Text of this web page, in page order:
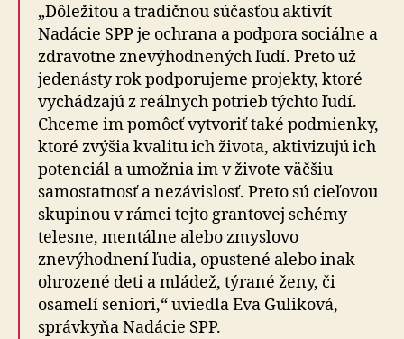
„Dôležitou a tradičnou súčasťou aktivít
Nadácie SPP je ochrana a podpora sociálne a
zdravotne znevýhodnených ľudí. Preto už
jedenásty rok podporujeme projekty, ktoré
vychádzajú z reálnych potrieb týchto ľudí.
Chceme im pomôcť vytvoriť také podmienky,
ktoré zvýšia kvalitu ich života, aktivizujú ich
potenciál a umožnia im v živote väčšiu
samostatnosť a nezávislosť. Preto sú cieľovou
skupinou v rámci tejto grantovej schémy
telesne, mentálne alebo zmyslovo
znevýhodnení ľudia, opustené alebo inak
ohrozené deti a mládež, týrané ženy, či
osamelí seniori,“ uviedla Eva Guliková,
správkyňa Nadácie SPP.